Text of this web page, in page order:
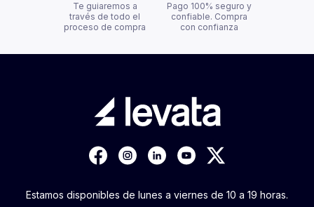
Te guiaremos a
través de todo el
proceso de compra
Pago 100% seguro y
confiable. Compra
con confianza
Estamos disponibles de lunes a viernes de 10 a 19 horas.